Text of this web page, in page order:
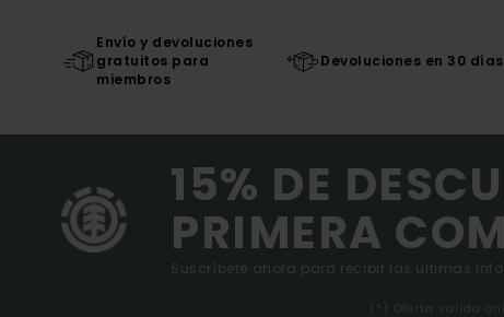
Envío y devoluciones
gratuitos para
miembros
Devoluciones en 30 días
15% DE
PRIMERA
Suscríbete ahora para recibir las ultimas
(*) Oferta valida